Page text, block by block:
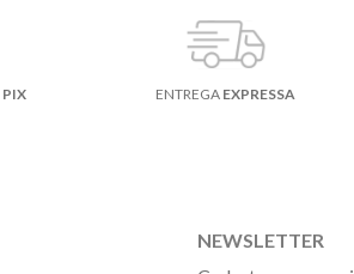
PIX ENTREGA EXPRESSA
NEWSLETTER